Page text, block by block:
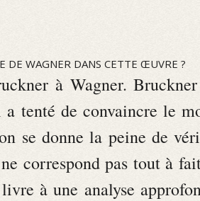
DE WAGNER DANS CETTE ŒUVRE ?
à Wagner.
tenté de convaincre le
se donne la peine de
correspond pas tout à
à une analyse